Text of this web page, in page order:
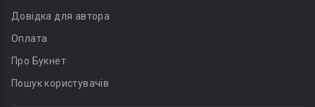
Довідка для автора
Оплата
Про Букнет
Пошук користувачів